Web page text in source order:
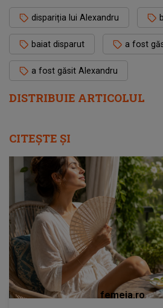
DISTRIBUIE ARTICOLUL
dispariția lui Alexandru
baiat disparut a fost
a fost găsit Alexandru
CITEȘTE ȘI
femeia.ro